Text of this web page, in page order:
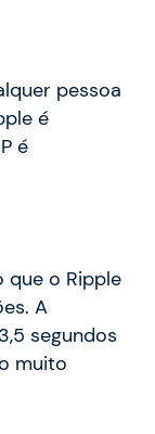
pessoa
é
é
que o Ripple
A
segundos
muito